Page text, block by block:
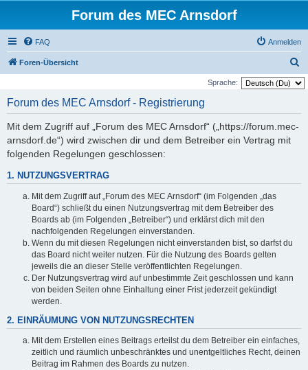
Forum des MEC Arnsdorf
FAQ Anmelden
Foren-Übersicht
u
Sprache:
Forum des MEC Arnsdorf - Registrierung
Mit dem Zugriff auf „Forum des MEC Arnsdorf“ („https://forum.mec-
arnsdorf.de“) wird zwischen dir und dem Betreiber ein Vertrag mit
folgenden Regelungen geschlossen:
1. NUTZUNGSVERTRAG
Mit dem Zugriff auf „Forum des MEC Arnsdorf“ (im Folgenden „das
Board“) schließt du einen Nutzungsvertrag mit dem Betreiber des
Boards ab (im Folgenden „Betreiber“) und erklärst dich mit den
nachfolgenden Regelungen einverstanden.
Wenn du mit diesen Regelungen nicht einverstanden bist, so darfst du
das Board nicht weiter nutzen. Für die Nutzung des Boards gelten
jeweils die an dieser Stelle veröffentlichten Regelungen.
Der Nutzungsvertrag wird auf unbestimmte Zeit geschlossen und kann
von beiden Seiten ohne Einhaltung einer Frist jederzeit gekündigt
werden.
2. EINRÄUMUNG VON NUTZUNGSRECHTEN
Mit dem Erstellen eines Beitrags erteilst du dem Betreiber ein einfaches,
zeitlich und räumlich unbeschränktes und unentgeltliches Recht, deinen
Beitrag im Rahmen des Boards zu nutzen.